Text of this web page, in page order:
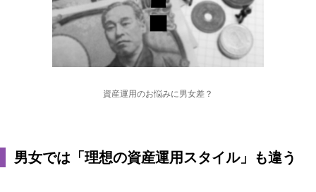
資産運用のお悩みに男女差？
男女では「理想の資産運用スタイル」も違う